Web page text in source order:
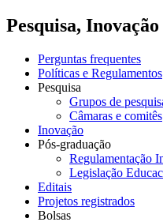
Pesquisa,
Perguntas frequentes
Políticas e Regulamentos
Pesquisa
Grupos de
Câmaras e comitês
Inovação
Pós-graduação
Regulamentação
Legislação
Editais
Projetos registrados
Bolsas